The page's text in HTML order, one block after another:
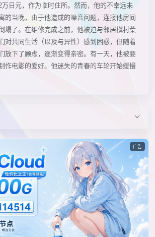
日元，作为临时住所。然而，他的不幸远未
的当晚，由于他造成的噪音问题，连接他房间
塌了。在维修完成之前，他被迫与邻居槇村葉
对共同生活（以及与异性）感到困惑，但随着
放下了顾虑，逐渐变得亲密。有一天，他被要
作电影的爱好。他迷失的青春的车轮开始缓慢
广告